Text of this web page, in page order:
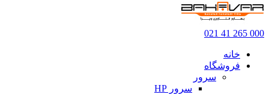
000 265 41 021
خانه
فروشگاه
سرور
سرور HP